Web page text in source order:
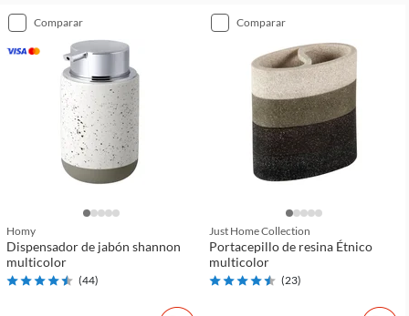
comparar
Homy
Dispensador de jabón shannon
multicolor
(44)
comparar
Just Home Collection
Portacepillo de resina Étnico
multicolor
(23)